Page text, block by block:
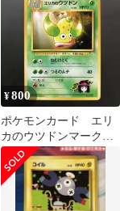
¥800
ポケモンカード エリ
カのウツドンマーク無
し 旧裏 未使用